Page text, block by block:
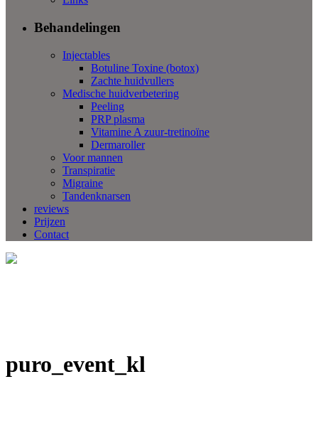
Behandelingen
Injectables
Botuline Toxine (botox)
Zachte huidvullers
Medische huidverbetering
Peeling
PRP plasma
Vitamine A zuur-tretinoïne
Dermaroller
Voor mannen
Transpiratie
Migraine
Tandenknarsen
reviews
Prijzen
Contact
puro_event_kl